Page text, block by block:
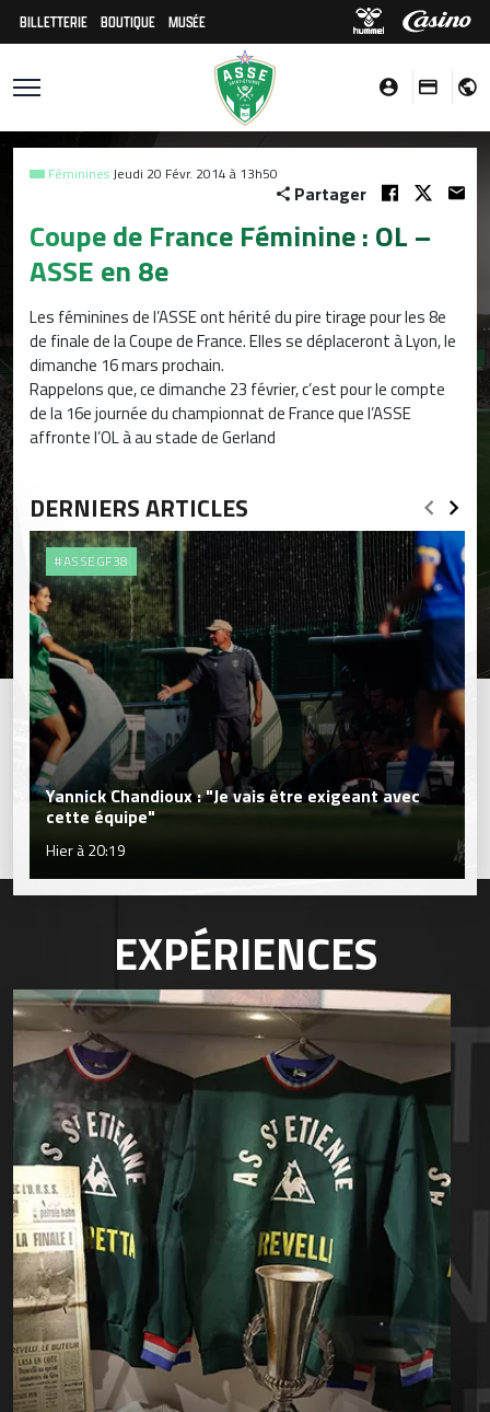
BILLETTERIE BOUTIQUE MUSÉE
FémininesJeudi 20 Févr. 2014 à 13h50
Partager
Coupe de France Féminine : OL –
ASSE en 8e
Les féminines de l’ASSE ont hérité du pire tirage pour les 8e
de finale de la Coupe de France. Elles se déplaceront à Lyon, le
dimanche 16 mars prochain.
Rappelons que, ce dimanche 23 février, c’est pour le compte
de la 16e journée du championnat de France que l’ASSE
affronte l’OL à au stade de Gerland
DERNIERS ARTICLES
#ASSEGF38
Yannick Chandioux : "Je vais être exigeant avec
cette équipe"
Hier à 20:19
EXPÉRIENCES